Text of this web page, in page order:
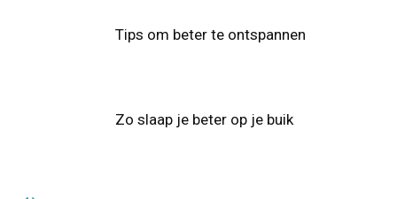
Tips om beter te ontspannen
Zo slaap je beter op je buik